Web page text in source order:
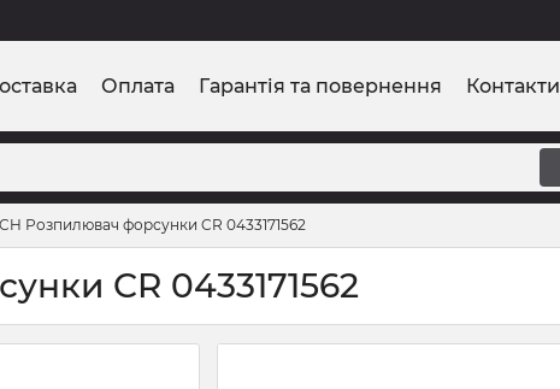
Оплата Гарантія та повернення Контакти
Розпилювач форсунки CR 0433171562
CR 0433171562